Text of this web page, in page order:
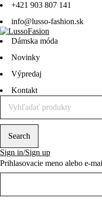
+421 903 807 141
info@lusso-fashion.sk
Dámska móda
Novinky
Výpredaj
Kontakt
Sign in/Sign up
Prihlasovacie meno alebo e-